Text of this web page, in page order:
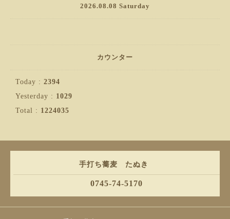
2026.08.08 Saturday
カウンター
Today : 2394
Yesterday : 1029
Total : 1224035
手打ち蕎麦 たぬき
0745-74-5170